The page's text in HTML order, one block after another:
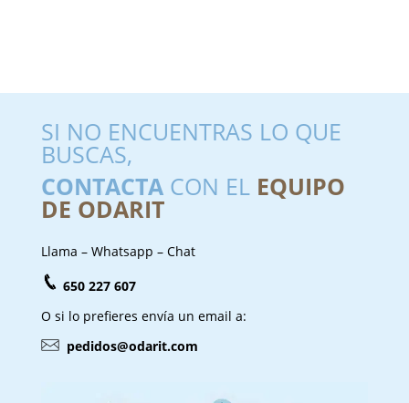
SI NO ENCUENTRAS LO QUE
BUSCAS,
CONTACTACON EL EQUIPO
DE ODARIT
Llama – Whatsapp – Chat
650 227 607
O si lo prefieres envía un email a:
pedidos@odarit.com